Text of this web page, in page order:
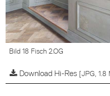
Bild 18 Fisch 2.OG
Download Hi-Res [JPG, 1.8